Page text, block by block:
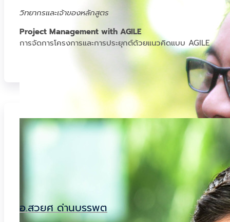
วิทยากรและเจ้าของหลักสูตร
Project Management with AGILE
การจัดการโครงการและการประยุกต์ด้วยแนวคิดแบบ AGILE
อ.สวยศ ด่านบรรพต